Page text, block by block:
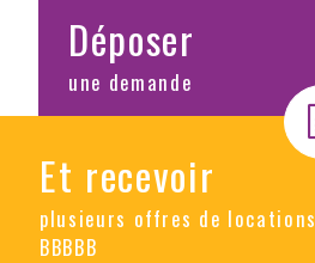
Déposer
une demande
Et recevoir
plusieurs offres de locations
BBBBB